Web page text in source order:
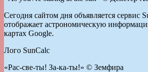
Сегодня сайтом дня объявляется сервис
отображает астрономическую
картах Google.
Лого SunCalc
«Рас-све-ты! За-ка-ты!» © Земфира